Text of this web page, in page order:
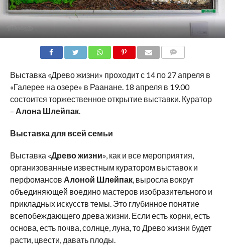
Выставка «Древо жизни» проходит с 14 по 27 апреля в
«Галерее на озере» в Раанане. 18 апреля в 19.00
состоится торжественное открытие выставки. Куратор
– Алона Шлейпак.
Выставка для всей семьи
Выставка «Древо жизни», как и все мероприятия,
организованные известным куратором выставок и
перфомансов Алоной Шлейпак, выросла вокруг
объединяющей воедино мастеров изобразительного и
прикладных искусств темы. Это глубинное понятие
всепобеждающего древа жизни. Если есть корни, есть
основа, есть почва, солнце, луна, то Древо жизни будет
расти, цвести, давать плоды.